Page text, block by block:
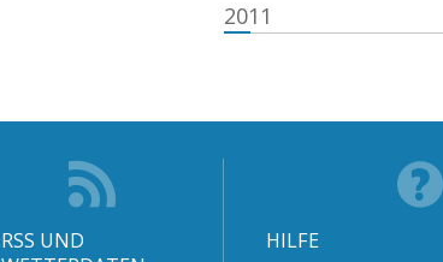
2011
RSS UND
HILFE